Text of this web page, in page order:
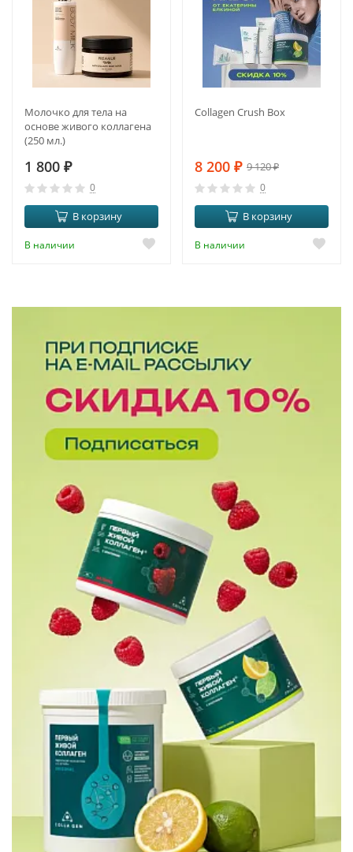
Молочко для тела на
основе живого коллагена
(250 мл.)
1 800 ₽
0
В корзину
В наличии
Collagen Crush Box
8 200 ₽ 9 120₽
0
В корзину
В наличии